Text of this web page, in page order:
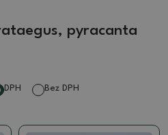
pyracanta
DPH Bez DPH